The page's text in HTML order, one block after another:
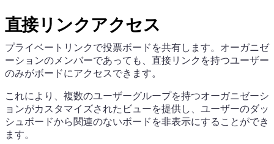
直接リンクアクセス
プライベートリンクで投票ボードを共有します。オーガニゼ
ーションのメンバーであっても、直接リンクを持つユーザー
のみがボードにアクセスできます。
これにより、複数のユーザーグループを持つオーガニゼーシ
ョンがカスタマイズされたビューを提供し、ユーザーのダッ
シュボードから関連のないボードを非表示にすることができ
ます。